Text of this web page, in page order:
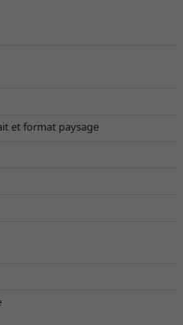
et format paysage